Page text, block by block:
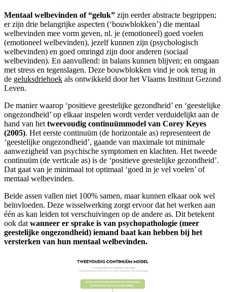
Mentaal welbevinden of “geluk” zijn eerder abstracte begrippen;
er zijn drie belangrijke aspecten (‘bouwblokken’) die mentaal
welbevinden mee vorm geven, nl. je (emotioneel) goed voelen
(emotioneel welbevinden), jezelf kunnen zijn (psychologisch
welbevinden) en goed omringd zijn door anderen (sociaal
welbevinden). En aanvullend: in balans kunnen blijven; en omgaan
met stress en tegenslagen. Deze bouwblokken vind je ook terug in
de geluksdriehoek als ontwikkeld door het Vlaams Instituut Gezond
Leven.
De manier waarop ‘positieve geestelijke gezondheid’ en ‘geestelijke
ongezondheid’ op elkaar inspelen wordt verder verduidelijkt aan de
hand van het tweevoudig continuümmodel van Corey Keyes
(2005). Het eerste continuüm (de horizontale as) representeert de
‘geestelijke ongezondheid’, gaande van maximale tot minimale
aanwezigheid van psychische symptomen en klachten. Het tweede
continuüm (de verticale as) is de ‘positieve geestelijke gezondheid’.
Dat gaat van je minimaal tot optimaal ‘goed in je vel voelen’ of
mentaal welbevinden.
Beide assen vallen niet 100% samen, maar kunnen elkaar ook wel
beïnvloeden. Deze wisselwerking zorgt ervoor dat het werken aan
één as kan leiden tot verschuivingen op de andere as. Dit betekent
ook dat wanneer er sprake is van psychopathologie (meer
geestelijke ongezondheid) iemand baat kan hebben bij het
versterken van hun mentaal welbevinden.